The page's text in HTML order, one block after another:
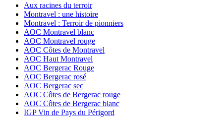
Aux racines du terroir
Montravel : une histoire
Montravel : Terroir de pionniers
AOC Montravel blanc
AOC Montravel rouge
AOC Côtes de Montravel
AOC Haut Montravel
AOC Bergerac Rouge
AOC Bergerac rosé
AOC Bergerac sec
AOC Côtes de Bergerac rouge
AOC Côtes de Bergerac blanc
IGP Vin de Pays du Périgord